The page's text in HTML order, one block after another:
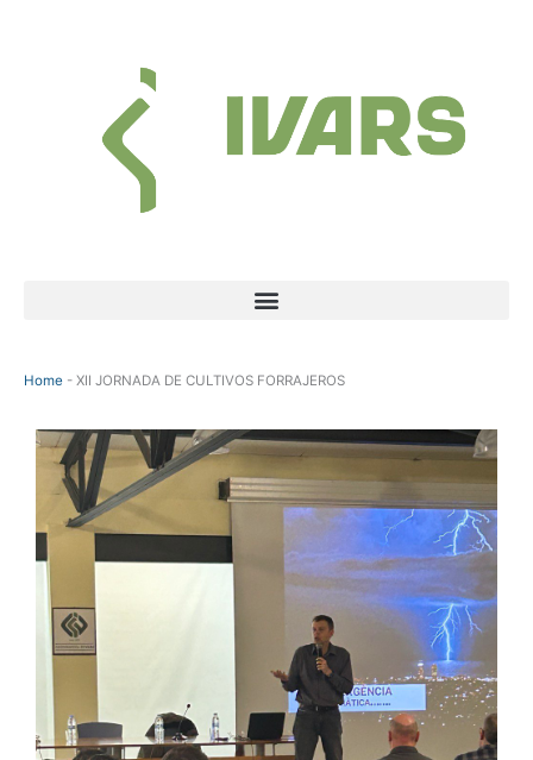
Menú
Home - XII JORNADA DE CULTIVOS FORRAJEROS